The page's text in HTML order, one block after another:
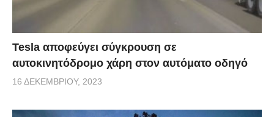
Tesla αποφεύγει σύγκρουση σε
αυτοκινητόδρομο χάρη στον αυτόματο οδηγό
16 ΔΕΚΕΜΒΡΊΟΥ, 2023